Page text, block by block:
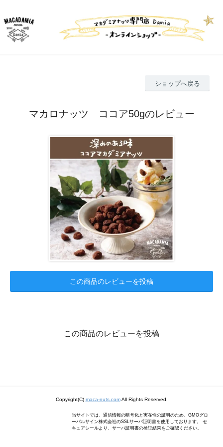
ショップへ戻る
マカロナッツ ココア50gのレビュー
この商品のレビューを投稿
この商品のレビューを投稿
Copyright(C) maca-nuts.comAll Rights Reserved.
当サイトでは、通信情報の暗号化と実在性の証明のため、GMOグロ
ーバルサイン株式会社のSSLサーバ証明書を使用しております。 セ
キュアシールより、サーバ証明書の検証結果をご確認ください。